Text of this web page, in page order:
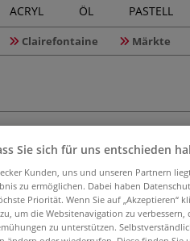
ACRYL ÖL PASTELL
Clairefontaine Märkte
Sie sich für uns entschieden
Kunden, uns und unseren Partnern
zu ermöglichen. Dabei haben
Priorität. Wenn Sie auf „Akzeptieren“
um die Websitenavigation zu
zu unterstützen.